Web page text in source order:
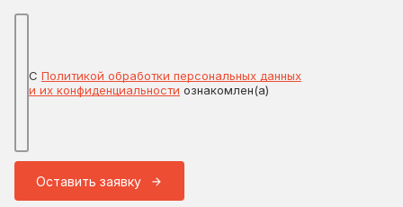
С Политикой обработки персональных данных
и их конфиденциальности ознакомлен(а)
Оставить заявку